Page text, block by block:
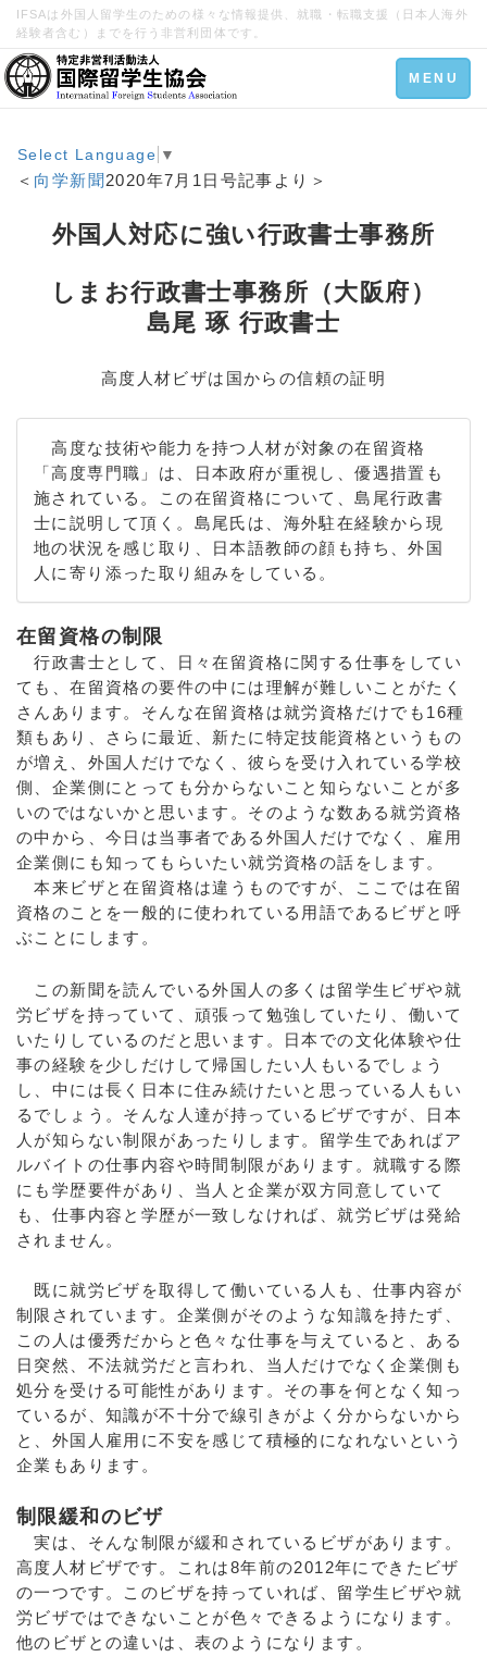
IFSAは外国人留学生のための様々な情報提供、就職・転職支援（日本人海外
経験者含む）までを行う非営利団体です。
Toggle
navigation
MENU
Select Language ▼
＜ 向学新聞2020年7月1日号記事より＞
外国人対応に強い行政書士事務所
しまお行政書士事務所（大阪府）
島尾 琢 行政書士
高度人材ビザは国からの信頼の証明
高度な技術や能力を持つ人材が対象の在留資格
「高度専門職」は、日本政府が重視し、優遇措置も
施されている。この在留資格について、島尾行政書
士に説明して頂く。島尾氏は、海外駐在経験から現
地の状況を感じ取り、日本語教師の顔も持ち、外国
人に寄り添った取り組みをしている。
在留資格の制限
行政書士として、日々在留資格に関する仕事をしてい
ても、在留資格の要件の中には理解が難しいことがたく
さんあります。そんな在留資格は就労資格だけでも16種
類もあり、さらに最近、新たに特定技能資格というもの
が増え、外国人だけでなく、彼らを受け入れている学校
側、企業側にとっても分からないこと知らないことが多
いのではないかと思います。そのような数ある就労資格
の中から、今日は当事者である外国人だけでなく、雇用
企業側にも知ってもらいたい就労資格の話をします。
本来ビザと在留資格は違うものですが、ここでは在留
資格のことを一般的に使われている用語であるビザと呼
ぶことにします。
この新聞を読んでいる外国人の多くは留学生ビザや就
労ビザを持っていて、頑張って勉強していたり、働いて
いたりしているのだと思います。日本での文化体験や仕
事の経験を少しだけして帰国したい人もいるでしょう
し、中には長く日本に住み続けたいと思っている人もい
るでしょう。そんな人達が持っているビザですが、日本
人が知らない制限があったりします。留学生であればア
ルバイトの仕事内容や時間制限があります。就職する際
にも学歴要件があり、当人と企業が双方同意していて
も、仕事内容と学歴が一致しなければ、就労ビザは発給
されません。
既に就労ビザを取得して働いている人も、仕事内容が
制限されています。企業側がそのような知識を持たず、
この人は優秀だからと色々な仕事を与えていると、ある
日突然、不法就労だと言われ、当人だけでなく企業側も
処分を受ける可能性があります。その事を何となく知っ
ているが、知識が不十分で線引きがよく分からないから
と、外国人雇用に不安を感じて積極的になれないという
企業もあります。
制限緩和のビザ
実は、そんな制限が緩和されているビザがあります。
高度人材ビザです。これは8年前の2012年にできたビザ
の一つです。このビザを持っていれば、留学生ビザや就
労ビザではできないことが色々できるようになります。
他のビザとの違いは、表のようになります。